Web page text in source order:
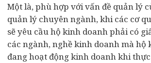
Một là, phù hợp với vấn đề quản lý
quản lý chuyên ngành, khi các cơ
sẽ yêu cầu hộ kinh doanh phải có
các ngành, nghề kinh doanh mà hộ
đang hoạt động kinh doanh khi